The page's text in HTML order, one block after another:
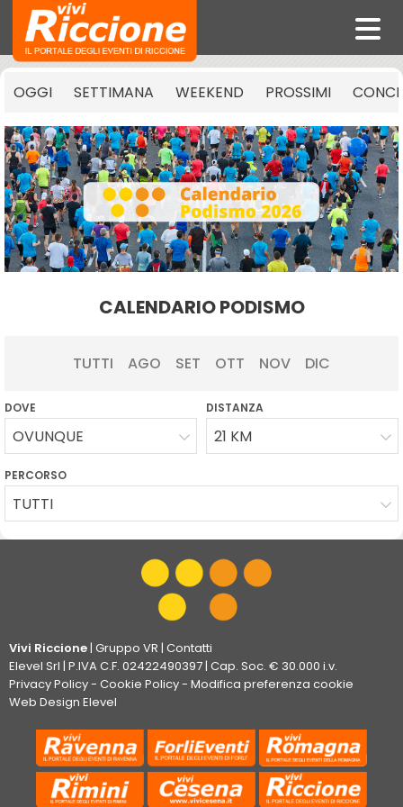
OGGI SETTIMANA WEEKEND PROSSIMI
CALENDARIO PODISMO
TUTTI AGO SET OTT NOV DIC
DOVE
OVUNQUE
DISTANZA
21 KM
PERCORSO
TUTTI
Vivi Riccione | Gruppo VR | Contatti
Elevel Srl | P.IVA C.F. 02422490397 | Cap. Soc. € 30.000 i.v.
Privacy Policy- Cookie Policy- Modifica preferenza cookie
Web Design Elevel